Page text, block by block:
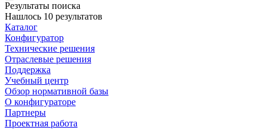
Результаты поиска
Нашлось 10 результатов
Каталог
Конфигуратор
Технические решения
Отраслевые решения
Поддержка
Учебный центр
Обзор нормативной базы
О конфигураторе
Партнеры
Проектная работа